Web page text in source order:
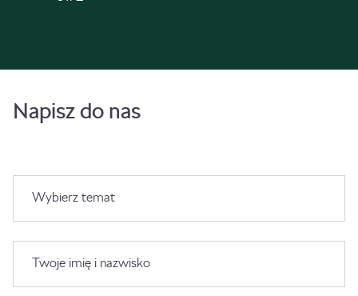
Napisz do nas
Wybierz temat
Twoje imię i nazwisko